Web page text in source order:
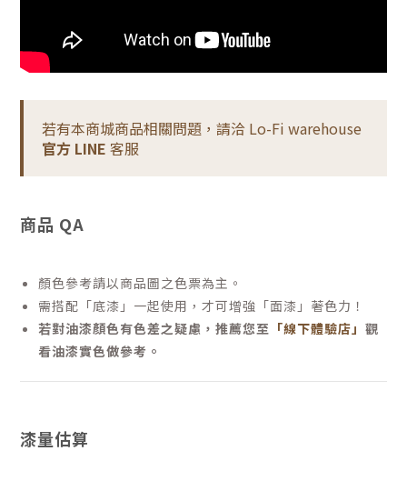
若有本商城商品相關問題，請洽 Lo-Fi warehouse
官方 LINE 客服
商品 QA
顏色參考請以商品圖之色票為主。
需搭配「底漆」一起使用，才可增強「面漆」著色力！
若對油漆顏色有色差之疑慮，推薦您至 「線下體驗店」 觀
看油漆實色做參考。
漆量估算